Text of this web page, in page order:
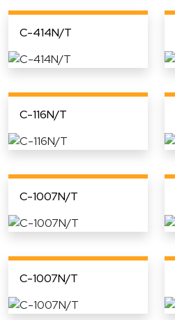
C-414N/T
C-116N/T
C-1007N/T
C-1007N/T